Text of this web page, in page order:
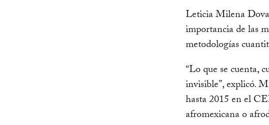
Leticia Milena
importancia de las
metodologías
“Lo que se cuenta,
invisible”, explicó.
hasta 2015 en el
afromexicana o